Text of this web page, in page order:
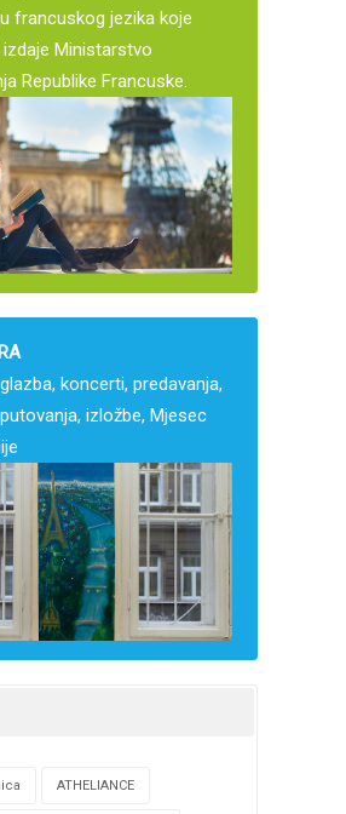
francuskog jezika koje
Ministarstvo
Republike Francuske.
koncerti, predavanja,
izložbe, Mjesec
ATHELIANCE